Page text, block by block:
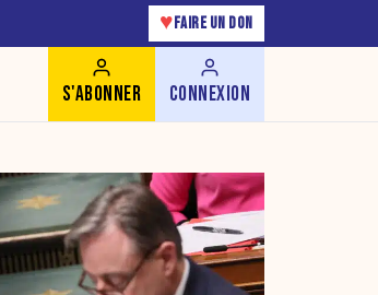
♥ FAIRE UN DON
S'ABONNER CONNEXION